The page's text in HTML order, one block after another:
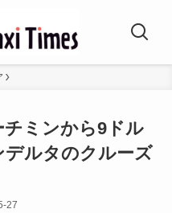
ミンから9ドル
ルタのクルーズ
27